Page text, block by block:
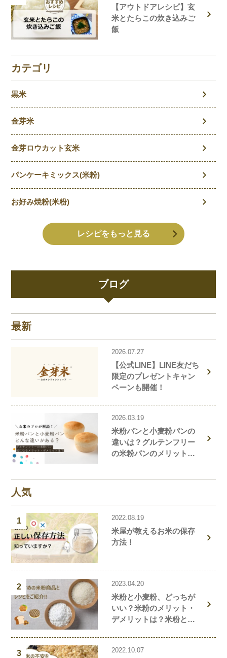
ブログ
最新
2026.07.27
【公式LINE】LINE友だち
限定のプレゼントキャン
ペーンも開催！
2026.03.19
米粉パンと小麦粉パンの
違いは？グルテンフリー
の米粉パンのメリット・
人気
1 2022.08.19
米屋が教えるお米の保存
方法！
2 2023.04.20
米粉と小麦粉、どっちが
いい？米粉のメリット・
デメリットは？米粉と小
や米粉の簡単レシピもご
3 2022.10.07
【アウトドアレシピ】玄
米とたらこの炊き込みご
飯
カテゴリ
黒米
金芽米
金芽ロウカット玄米
パンケーキミックス(米粉)
お好み焼粉(米粉)
レシピをもっと見る